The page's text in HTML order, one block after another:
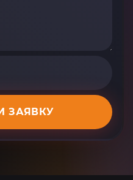
ЗАЯВКУ